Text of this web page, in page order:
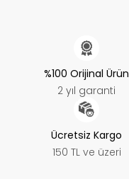
%100 Orijinal Ürün
2 yıl garanti
Ücretsiz Kargo
150 TL ve üzeri